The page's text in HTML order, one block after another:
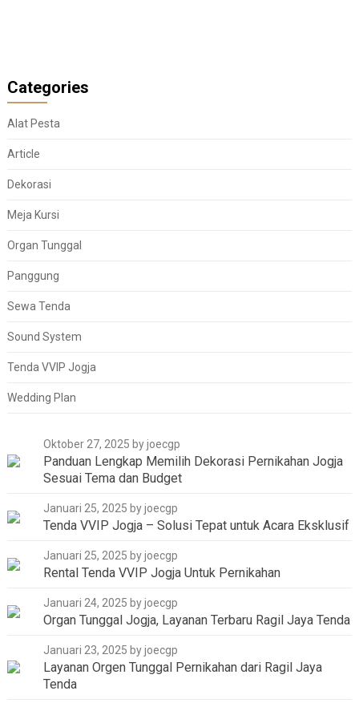
Categories
Alat Pesta
Article
Dekorasi
Meja Kursi
Organ Tunggal
Panggung
Sewa Tenda
Sound System
Tenda VVIP Jogja
Wedding Plan
Oktober 27, 2025 by joecgp
Panduan Lengkap Memilih Dekorasi Pernikahan Jogja
Sesuai Tema dan Budget
Januari 25, 2025 by joecgp
Tenda VVIP Jogja – Solusi Tepat untuk Acara Eksklusif
Januari 25, 2025 by joecgp
Rental Tenda VVIP Jogja Untuk Pernikahan
Januari 24, 2025 by joecgp
Organ Tunggal Jogja, Layanan Terbaru Ragil Jaya Tenda
Januari 23, 2025 by joecgp
Layanan Orgen Tunggal Pernikahan dari Ragil Jaya
Tenda